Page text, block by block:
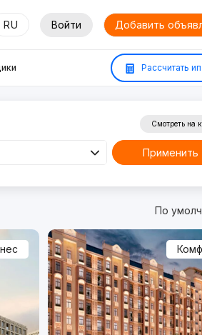
RU Войти Добавить
Рассчитать
Смотреть на
Применить
По